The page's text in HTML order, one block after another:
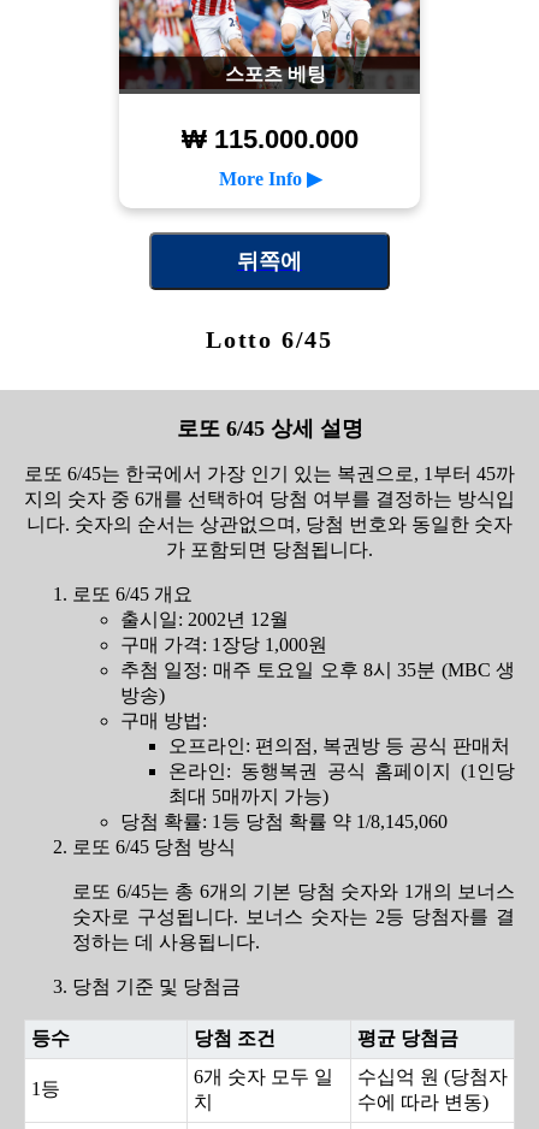
스포츠 베팅
₩ 115.000.000
More Info ▶
뒤쪽에
Lotto 6/45
로또 6/45 상세 설명
로또 6/45는 한국에서 가장 인기 있는 복권으로, 1부터 45까
지의 숫자 중 6개를 선택하여 당첨 여부를 결정하는 방식입
니다. 숫자의 순서는 상관없으며, 당첨 번호와 동일한 숫자
가 포함되면 당첨됩니다.
로또 6/45 개요
출시일: 2002년 12월
구매 가격: 1장당 1,000원
추첨 일정: 매주 토요일 오후 8시 35분 (MBC 생
방송)
구매 방법:
오프라인: 편의점, 복권방 등 공식 판매처
온라인: 동행복권 공식 홈페이지 (1인당
최대 5매까지 가능)
당첨 확률: 1등 당첨 확률 약 1/8,145,060
로또 6/45 당첨 방식
로또 6/45는 총 6개의 기본 당첨 숫자와 1개의 보너스
숫자로 구성됩니다. 보너스 숫자는 2등 당첨자를 결
정하는 데 사용됩니다.
당첨 기준 및 당첨금
등수 당첨 조건 평균 당첨금
1등
6개 숫자 모두 일
치
수십억 원 (당첨자
수에 따라 변동)